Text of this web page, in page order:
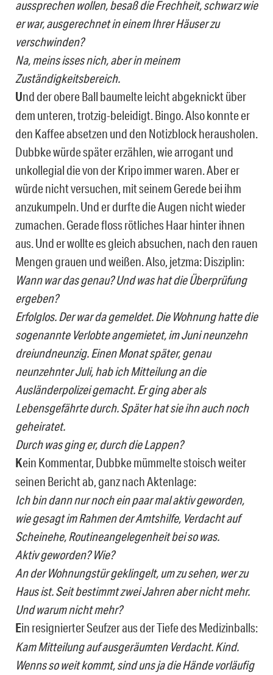
aussprechen wollen, besaß die Frechheit, schwarz wie
er war, ausgerechnet in einem Ihrer Häuser zu
verschwinden?
Na, meins isses nich, aber in meinem
Zuständigkeitsbereich.
Und der obere Ball baumelte leicht abgeknickt über
dem unteren, trotzig-beleidigt. Bingo. Also konnte er
den Kaffee absetzen und den Notizblock herausholen.
Dubbke würde später erzählen, wie arrogant und
unkollegial die von der Kripo immer waren. Aber er
würde nicht versuchen, mit seinem Gerede bei ihm
anzukumpeln. Und er durfte die Augen nicht wieder
zumachen. Gerade floss rötliches Haar hinter ihnen
aus. Und er wollte es gleich absuchen, nach den rauen
Mengen grauen und weißen. Also, jetzma: Disziplin:
Wann war das genau? Und was hat die Überprüfung
ergeben?
Erfolglos. Der war da gemeldet. Die Wohnung hatte die
sogenannte Verlobte angemietet, im Juni neunzehn
dreiundneunzig. Einen Monat später, genau
neunzehnter Juli, hab ich Mitteilung an die
Ausländerpolizei gemacht. Er ging aber als
Lebensgefährte durch. Später hat sie ihn auch noch
geheiratet.
Durch was ging er, durch die Lappen?
Kein Kommentar, Dubbke mümmelte stoisch weiter
seinen Bericht ab, ganz nach Aktenlage:
Ich bin dann nur noch ein paar mal aktiv geworden,
wie gesagt im Rahmen der Amtshilfe, Verdacht auf
Scheinehe, Routineangelegenheit bei so was.
Aktiv geworden? Wie?
An der Wohnungstür geklingelt, um zu sehen, wer zu
Haus ist. Seit bestimmt zwei Jahren aber nicht mehr.
Und warum nicht mehr?
Ein resignierter Seufzer aus der Tiefe des Medizinballs:
Kam Mitteilung auf ausgeräumten Verdacht. Kind.
Wenns so weit kommt, sind uns ja die Hände vorläufig